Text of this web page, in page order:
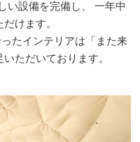
い設備を完備し、
一年中
けます。
たインテリアは「また来
ただいております。